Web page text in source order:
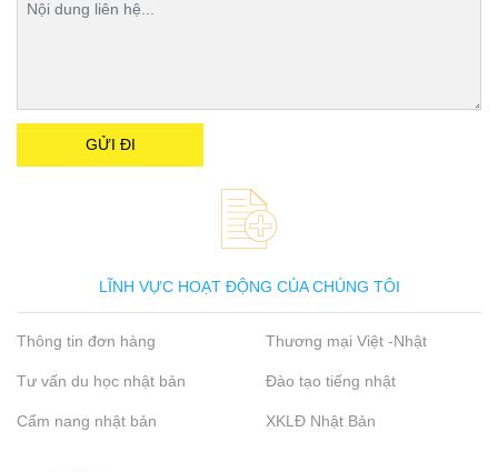
LĨNH VỰC HOẠT ĐỘNG CỦA CHÚNG TÔI
Thông tin đơn hàng Thương mại Việt -Nhật
Tư vấn du học nhật bản Đào tạo tiếng nhật
Cẩm nang nhật bản XKLĐ Nhật Bản